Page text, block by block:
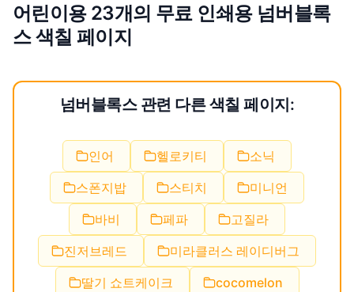
어린이용 23개의 무료 인쇄용 넘버블록
스 색칠 페이지
넘버블록스 관련 다른 색칠 페이지:
인어 헬로키티
소닉
스폰지밥
스티치
미니언
바비
페파
고질라
진저브레드
미라클러스 레이디버그
딸기 쇼트케이크
cocomelon